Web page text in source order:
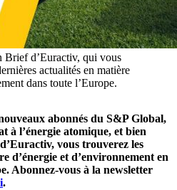
Brief d’Euractiv, qui vous
actualités en matière
dans toute l’Europe.
abonnés du S&P Global,
à l’énergie atomique, et bien
vous trouverez les
d’énergie et d’environnement en
Abonnez-vous à la newsletter
.